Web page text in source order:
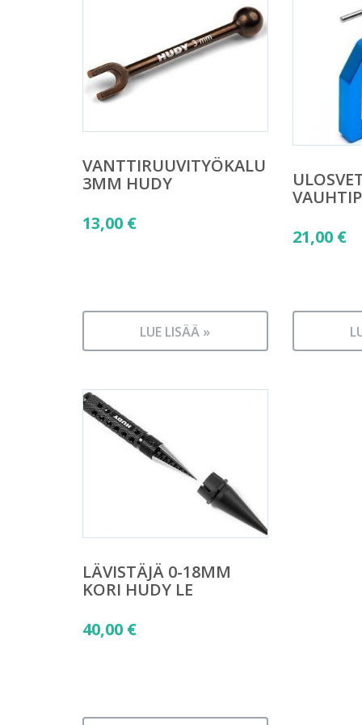
VANTTIRUUVITYÖKALU
3MM HUDY
13,00 €
LUE LISÄÄ »
21,00 €
LÄVISTÄJÄ 0-18MM
KORI HUDY LE
40,00 €